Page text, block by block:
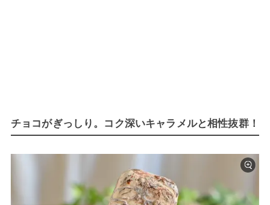
チョコがぎっしり。コク深いキャラメルと相性抜群！